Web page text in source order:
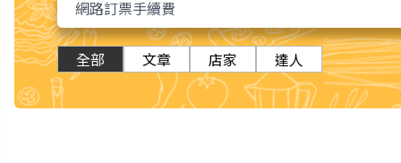
全部 文章 店家 達人